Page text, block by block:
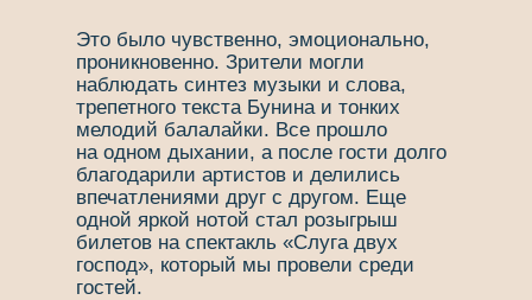
Это было чувственно, эмоционально,
проникновенно. Зрители могли
наблюдать синтез музыки и слова,
трепетного текста Бунина и тонких
мелодий балалайки. Все прошло
на одном дыхании, а после гости долго
благодарили артистов и делились
впечатлениями друг с другом. Еще
одной яркой нотой стал розыгрыш
билетов на спектакль «Слуга двух
господ», который мы провели среди
гостей.